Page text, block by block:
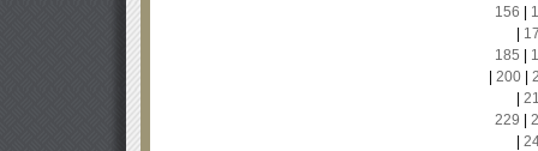
156
185
200|
229